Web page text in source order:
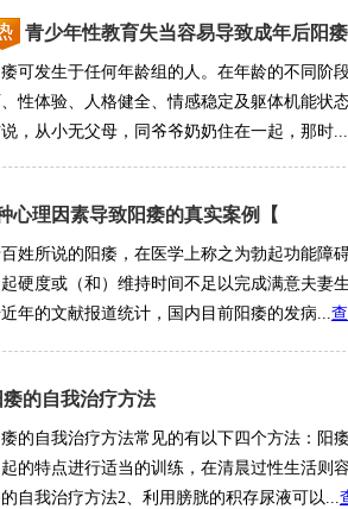
青少年性教育失当容易导致成年后阳痿
痿可发生于任何年龄组的人。在年龄的不同阶
、性体验、人格健全、情感稳定及躯体机能
，从小无父母，同爷爷奶奶住在一起，那时...
心理因素导致阳痿的真实案例【
姓所说的阳痿，在医学上称之为勃起功能
硬度或（和）维持时间不足以完成满意夫
年的文献报道统计，国内目前阳痿的发病...
痿的自我治疗方法
痿的自我治疗方法常见的有以下四个方法：阳
的特点进行适当的训练，在清晨过性生活则
自我治疗方法2、利用膀胱的积存尿液可以...